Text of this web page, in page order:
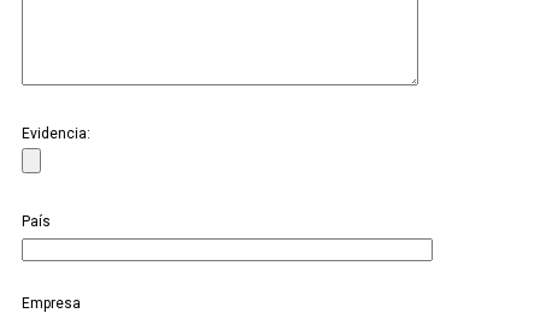
Evidencia:
País
Empresa